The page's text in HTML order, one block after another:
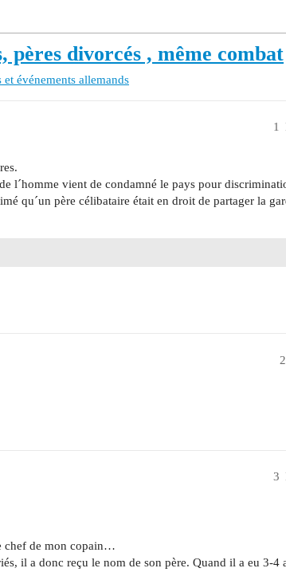
pères divorcés , même combat
et événements allemands
1
l´homme vient de condamné le pays pour
qu´un père célibataire était en droit de partager la
2
3
chef de mon copain…
il a donc reçu le nom de son père. Quand il a eu 3-4